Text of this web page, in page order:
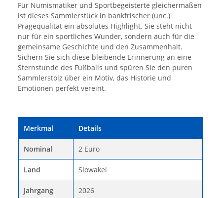
Für Numismatiker und Sportbegeisterte gleichermaßen
ist dieses Sammlerstück in bankfrischer (unc.)
Prägequalität ein absolutes Highlight. Sie steht nicht
nur für ein sportliches Wunder, sondern auch für die
gemeinsame Geschichte und den Zusammenhalt.
Sichern Sie sich diese bleibende Erinnerung an eine
Sternstunde des Fußballs und spüren Sie den puren
Sammlerstolz über ein Motiv, das Historie und
Emotionen perfekt vereint.
Merkmal Details
Nominal 2 Euro
Land Slowakei
Jahrgang 2026